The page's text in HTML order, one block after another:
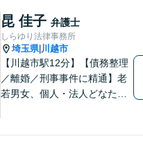
どうぞお気軽にご相談くださ
い。
昆 佳子 弁護士
しらゆり法律事務所
埼玉県| 川越市
【川越市駅12分】【債務整理
／離婚／刑事事件に精通】老
若男女、個人・法人どなたか
顔や笑顔、感謝のお言葉が私